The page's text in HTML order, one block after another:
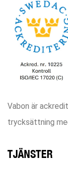
Vabon är
trycksättning
TJÄNSTER